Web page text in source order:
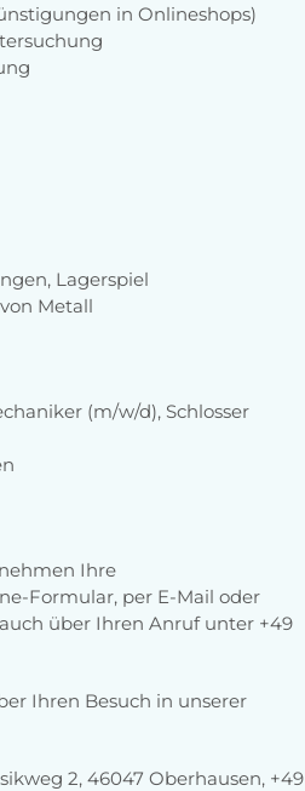
in Onlineshops)
Lagerspiel
Metall
(m/w/d), Schlosser
Ihre
Formular, per E-Mail oder
über Ihren Anruf unter +49
Ihren Besuch in unserer
2, 46047 Oberhausen, +49